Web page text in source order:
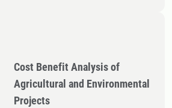
Cost Benefit Analysis of
Agricultural and Environmental
Projects